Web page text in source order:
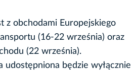
z obchodami Europejskiego
(16-22 września) oraz
(22 września).
udostępniona będzie wyłącznie